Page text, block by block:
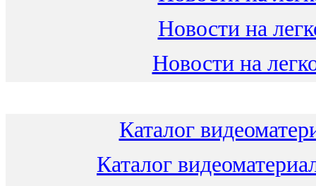
Новости на
Новости на
Каталог
Каталог